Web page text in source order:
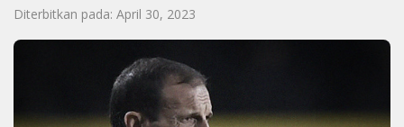
Diterbitkan pada: April 30, 2023